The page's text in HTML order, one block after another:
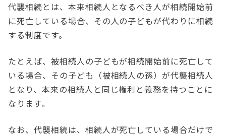
代襲相続とは、本来相続人となるべき人が相続開始前
に死亡している場合、その人の子どもが代わりに相続
する制度です。
たとえば、被相続人の子どもが相続開始前に死亡して
いる場合、その子ども（被相続人の孫）が代襲相続人
となり、本来の相続人と同じ権利と義務を持つことに
なります。
なお、代襲相続は、相続人が死亡している場合だけで